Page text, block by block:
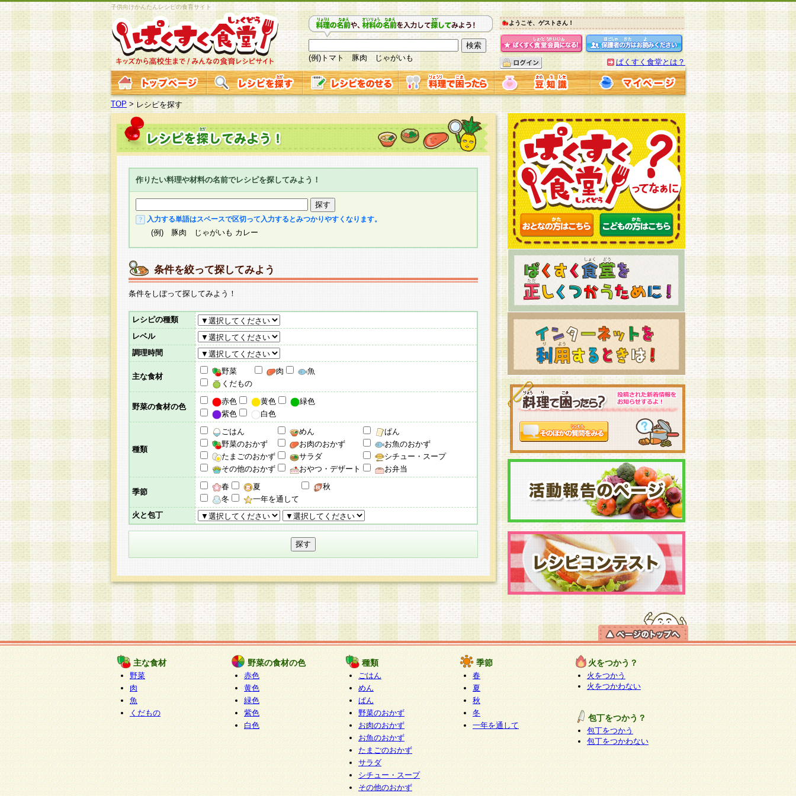
子供向けかんたんレシピの食育サイト
(例)トマト 豚肉 じゃがいも
ようこそ、ゲストさん！
ぱくすく食堂とは？
TOP >レシピを探す
作りたい料理や材料の名前でレシピを探してみよう！
入力する単語はスペースで区切って入力するとみつかりやすくなります。
(例) 豚肉 じゃがいも カレー
条件を絞って探してみよう
条件をしぼって探してみよう！
レシピの種類
レベル
調理時間
主な食材
野菜 肉
魚
くだもの
野菜の食材の色
赤色 黄色
緑色
紫色
白色
種類
ごはん めん
ぱん
野菜のおかず
お肉のおかず
お魚のおかず
たまごのおかず
サラダ
シチュー・スープ
その他のおかず
おやつ・デザート お弁当
季節
春 夏
秋
冬
一年を通して
火と包丁
主な食材
野菜
肉
魚
くだもの
野菜の食材の色
赤色
黄色
緑色
紫色
白色
種類
ごはん
めん
ぱん
野菜のおかず
お肉のおかず
お魚のおかず
たまごのおかず
サラダ
シチュー・スープ
その他のおかず
季節
春
夏
秋
冬
一年を通して
火をつかう？
火をつかう
火をつかわない
包丁をつかう？
包丁をつかう
包丁をつかわない